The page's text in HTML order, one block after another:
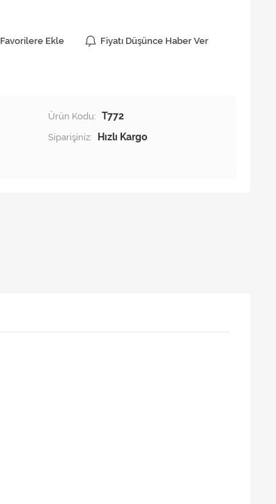
Favorilere Ekle
Fiyatı Düşünce Haber Ver
Ürün Kodu: T772
Siparişiniz:
Hızlı Kargo